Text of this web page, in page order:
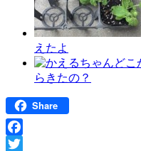
えたよ
らきたの？
Share
Facebook